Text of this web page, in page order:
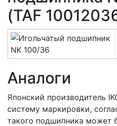
(TAF
Аналоги
Японский производитель
систему маркировки,
такого подшипника может